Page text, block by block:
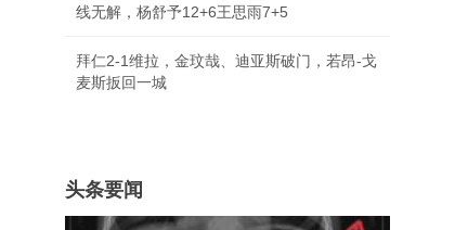
线无解，杨舒予12+6王思雨7+5
拜仁2-1维拉，金玟哉、迪亚斯破门，若昂-戈
麦斯扳回一城
头条要闻